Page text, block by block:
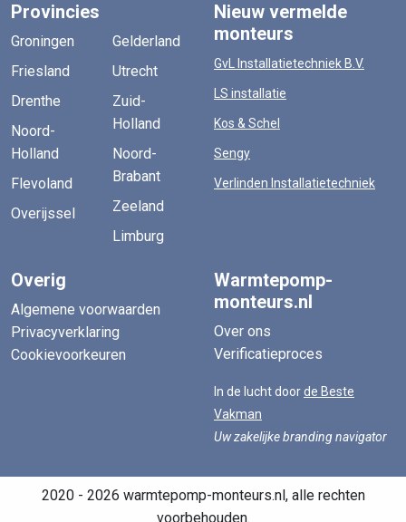
Provincies
Groningen
Friesland
Drenthe
Noord-
Holland
Flevoland
Overijssel
Gelderland
Utrecht
Zuid-
Holland
Noord-
Brabant
Zeeland
Limburg
Nieuw vermelde
monteurs
GvL Installatietechniek B.V.
LS installatie
Kos & Schel
Sengy
Verlinden Installatietechniek
Overig
Algemene voorwaarden
Privacyverklaring
Cookievoorkeuren
Warmtepomp-
monteurs.nl
Over ons
Verificatieproces
In de lucht doorde Beste
Vakman
Uw zakelijke branding navigator
2020 - 2026 warmtepomp-monteurs.nl, alle rechten
voorbehouden.